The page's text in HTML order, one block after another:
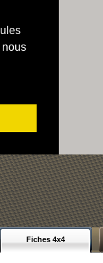
nous
Fiches 4x4